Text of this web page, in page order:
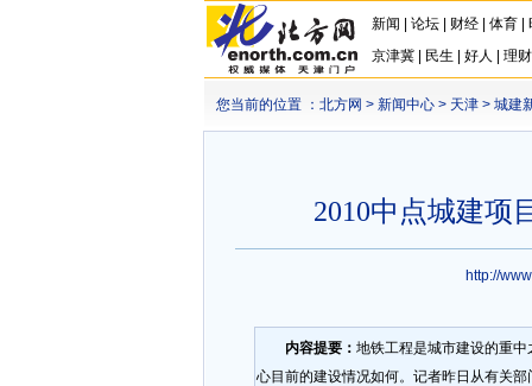
新闻 论坛 财经 体育
京津冀
民生 好人 理财
您当前的位置 ： 北方网 > 新闻中心 > 天津 > 城建
2010中点城建项
http://
内容提要： 地铁工程是城市建设的重
心目前的建设情况如何。记者昨日从有关